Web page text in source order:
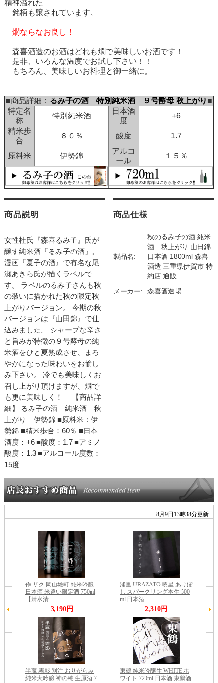
精神溢れた
銘柄も醸されています。
燗ならなお良し！
森喜酒造のお酒はどれも燗で美味しいお酒です！
是非、いろんな温度でお試し下さい！！
もちろん、美味しいお料理と御一緒に。
■商品詳細： るみ子の酒 特別純米酒 ９号酵母 秋上がり ■
特定名
称
特別純米酒
日本酒
度
+6
精米歩
合
６０％ 酸度 1.7
原料米 伊勢錦
アルコ
ール
１５％
商品説明
女性杜氏『森喜るみ子』氏が
醸す純米酒『るみ子の酒』。
漫画『夏子の酒』で有名な尾
瀬あきら氏が描くラベルで
す。 ラベルのるみ子さんも秋
の装いに描かれた秋の限定秋
上がりバージョン。 今期の秋
バージョンは『山田錦』で仕
込みました。 シャープな辛さ
と旨みが特徴の９号酵母の純
米酒をひと夏熟成させ、まろ
やかになった味わいをお愉し
み下さい。 冷でも美味しくお
召し上がり頂けますが、燗で
も更に美味しく！ 【商品詳
細】 るみ子の酒 純米酒 秋
上がり 伊勢錦 ■原料米：伊
勢錦 ■精米歩合：60％ ■日本
酒度：+6 ■酸度：1.7 ■アミノ
酸度：1.3 ■アルコール度数：
15度
商品仕様
製品名:
秋のるみ子の酒 純米
酒 秋上がり 山田錦
日本酒 1800ml 森喜
酒造 三重県伊賀市 特
約店 通販
メーカー: 森喜酒造場